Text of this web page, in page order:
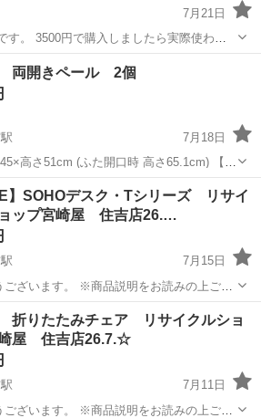
7月21日
庫は4つあります。 必要な数だけ欲しい方
ただきます。 サイズは画像に載
オフィス用家具 キャスター
両開きペール 2個
7月18日
高さ51cm (ふた開口時 高さ65.1cm) 【適
原料樹脂】 本体·ふた·ペ
ー：ポリプロピレン 袋止め...
宮駅 オフィス用家具
】SOHOデスク・Tシリーズ リサイ
ップ宮崎屋 住吉店26.…
7月15日
説明をお読みの上ご納
ります。 商品
サイズ
吉駅 オフィス用家具 デスク
折りたたみチェア リサイクルショ
屋 住吉店26.7.☆
7月11日
説明をお読みの上ご納